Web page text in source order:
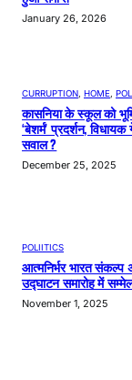
January 26, 2026
CURRUPTION HOME
कासनिया के स्कूल को
‘बेशर्म’ प्रदर्शन,
सवाल ?
December 25, 2025
POLIITICS
आत्मनिर्भर भारत संकल्प
उद्घाटन समारोह में
November 1, 2025